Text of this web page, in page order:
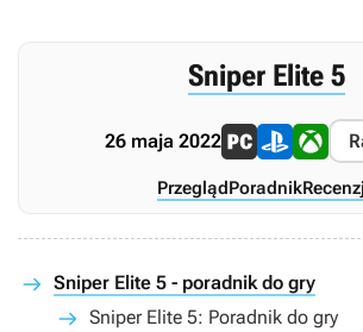
Sniper Elite 5
26 maja 2022
PrzeglądPoradnik
Sniper Elite 5 - poradnik do gry
Sniper Elite 5: Poradnik do gry